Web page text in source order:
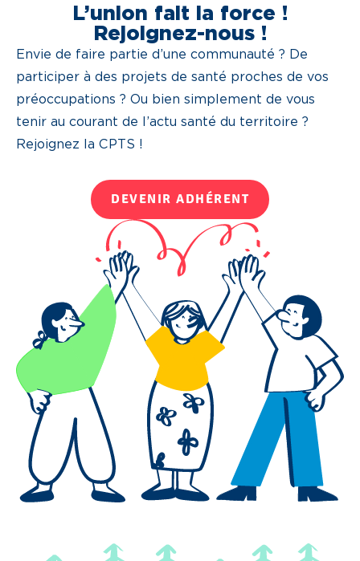
L’union fait la force !
Rejoignez-nous !
Envie de faire partie d’une communauté ? De
participer à des projets de santé proches de vos
préoccupations ? Ou bien simplement de vous
tenir au courant de l’actu santé du territoire ?
Rejoignez la CPTS !
DEVENIR ADHÉRENT